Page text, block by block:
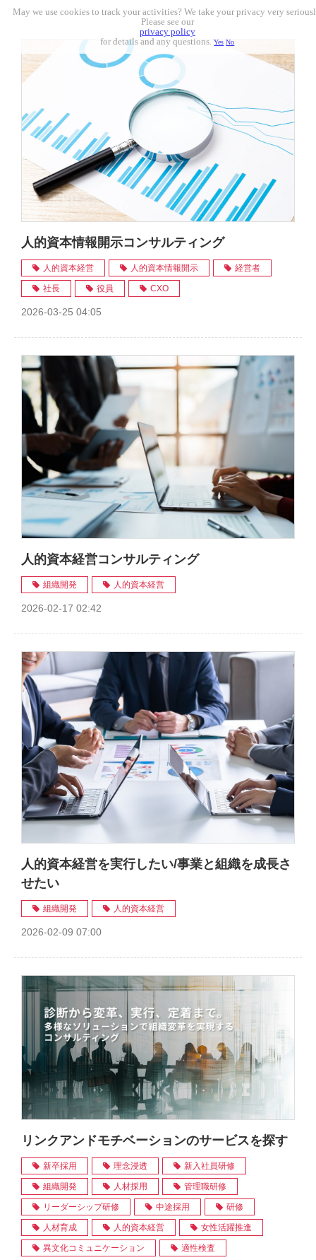
人的資本情報開示コンサルティング
人的資本経営 人的資本情報開示 経営者
社長 役員 CXO
2026-03-25 04:05
人的資本経営コンサルティング
組織開発 人的資本経営
2026-02-17 02:42
人的資本経営を実行したい/事業と組織を成長さ
せたい
組織開発 人的資本経営
2026-02-09 07:00
リンクアンドモチベーションのサービスを探す
新卒採用 理念浸透 新入社員研修
組織開発 人材採用 管理職研修
リーダーシップ研修 中途採用 研修
人材育成 人的資本経営 女性活躍推進
異文化コミュニケーション 適性検査
May we use cookies to track your activities? We take your privacy very
Please see our
privacy policy
for details and any questions.Yes No